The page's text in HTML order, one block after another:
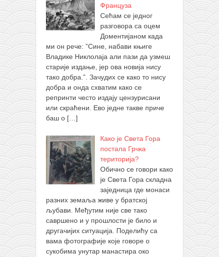
Француза
Сећам се једног
разговора са оцем
Доментијаном када
ми он рече: ”Сине, набави књиге
Владике Никлолаја али пази да узмеш
старије издање, јер ова новија нису
тако добра.”. Зачудих се како то нису
добра и онда схватим како се
репринти често издају цензурисани
или скраћени. Ево једне такве приче
баш о […]
Како је Света Гора
постала Грчка
територија?
Обично се говори како
је Света Гора складна
заједница где монаси
разних земаља живе у братској
љубави. Међутим није све тако
савршено и у прошлости је било и
другачијих ситуација. Поделићу са
вама фотографије које говоре о
сукобима унутар манастира око